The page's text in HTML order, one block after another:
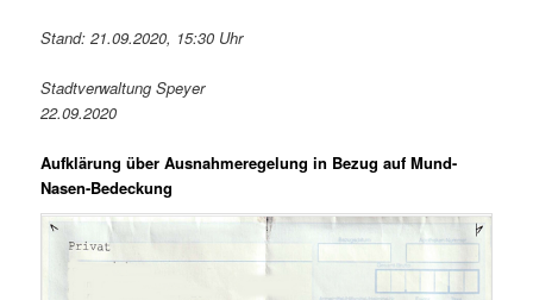
Stand: 21.09.2020, 15:30 Uhr
Stadtverwaltung Speyer
22.09.2020
Aufklärung über Ausnahmeregelung in Bezug auf Mund-
Nasen-Bedeckung